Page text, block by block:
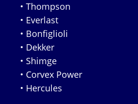
• Thompson
• Everlast
• Bonfiglioli
• Dekker
• Shimge
• Corvex Power
• Hercules